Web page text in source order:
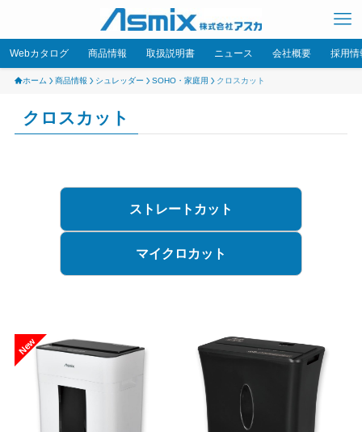
Webカタログ 商品情報 取扱説明書 ニュース 会社概要 採用情
ホーム 商品情報 シュレッダー SOHO・家庭用 クロスカット
クロスカット
ストレートカット
マイクロカット